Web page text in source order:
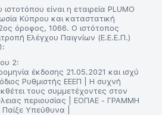
είναι η εταιρεία PLUMO
Κύπρου και καταστατική
όροφος, 1066. Ο ιστότοπος
Ελέγχου Παιγνίων (Ε.Ε.Ε.Π.)
2:
έκδοσης 21.05.2021 και ισχύ
Ρυθμιστής ΕΕΕΠ | Η συχνή
τους συμμετέχοντες στον
περιουσίας | ΕΟΠΑΕ - ΓΡΑΜΜΗ
Υπεύθυνα |